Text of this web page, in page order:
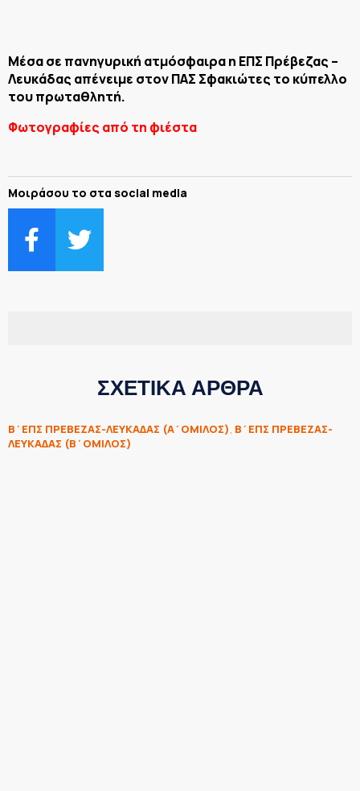
Μέσα σε πανηγυρική ατμόσφαιρα η ΕΠΣ Πρέβεζας –
Λευκάδας απένειμε στον ΠΑΣ Σφακιώτες το κύπελλο
του πρωταθλητή.
Φωτογραφίες από τη φιέστα
Μοιράσου το στα social media
ΣΧΕΤΙΚΑ ΑΡΘΡΑ
Β΄ΕΠΣ ΠΡΕΒΕΖΑΣ-ΛΕΥΚΑΔΑΣ (Α΄ΟΜΙΛΟΣ), Β΄ΕΠΣ ΠΡΕΒΕΖΑΣ-
ΛΕΥΚΑΔΑΣ (Β΄ΟΜΙΛΟΣ)